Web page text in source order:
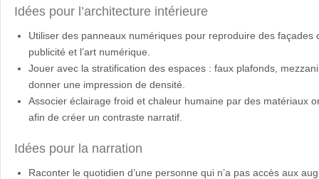
Idées pour l’architecture intérieure
Utiliser des panneaux numériques pour reproduire des façades
publicité et l’art numérique.
Jouer avec la stratification des espaces : faux plafonds,
donner une impression de densité.
Associer éclairage froid et chaleur humaine par des matériaux
afin de créer un contraste narratif.
Idées pour la narration
Raconter le quotidien d’une personne qui n’a pas accès aux